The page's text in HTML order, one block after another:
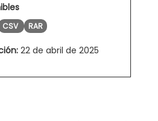
CSV RAR
22 de abril de 2025